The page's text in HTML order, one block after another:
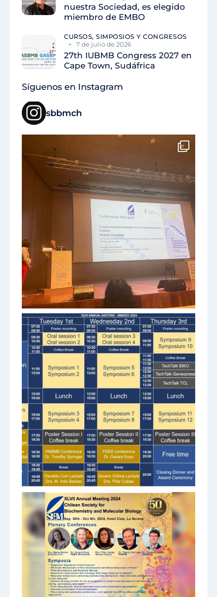
nuestra Sociedad, es elegido
miembro de EMBO
CURSOS, SIMPOSIOS Y CONGRESOS
7 de julio de 2026
27th IUBMB Congress 2027 en
Cape Town, Sudáfrica
Síguenos en Instagram
sbbmch